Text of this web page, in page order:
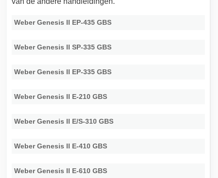
Weber Genesis II EP-435 GBS
Weber Genesis II SP-335 GBS
Weber Genesis II EP-335 GBS
Weber Genesis II E-210 GBS
Weber Genesis II E/S-310 GBS
Weber Genesis II E-410 GBS
Weber Genesis II E-610 GBS